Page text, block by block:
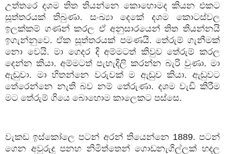
උත්තරෙ දශම තිත තියන්නෙ කොහොමද කියන එකට
සූත්තරයක් තිබුණා. සංඛ්‍යා දෙකේ දශම කොටස්වල
ඉලක්කම් ගණන් කරල ඒ අනුසාරයෙන් තිත තියන්නයි
ඉගැන්නුවෙ. ඒක සූත්තරයක් පමණයි. තේරුම් ගැනීමක්
නො වෙයි. මා ගෙදර දි අම්මටත් කිවුව තේරුම් කරල
දෙන්න කියා. අම්මටත් පැහැදිලි කරන්න බැරි වුණා. මා
ඇඬුවා. මා හිතන්නෙ වරුවක් ම ඇඬුව කියා. ඇඬුවට
තේරෙන්නෙ නැති බව නම් තේරුණා. දශම වැඩි කිරීම
මට තේරුම් ගියෙ බොහොම කාලෙකට පස්සෙ.
වැකඩ ඉස්කෝලෙ පටන් අරන් තියෙන්නෙ 1889.පටන්
ගෙන අවුරුදු පනහ නිමිත්තෙන් ගොඩනැගිල්ලක් හදල